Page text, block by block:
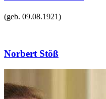
(geb. 09.08.1921)
Norbert Stöß